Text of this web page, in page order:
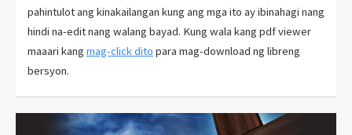
pahintulot ang kinakailangan kung ang mga ito ay ibinahagi nang
hindi na-edit nang walang bayad. Kung wala kang pdf viewer
maaari kang mag-click dito para mag-download ng libreng
bersyon.